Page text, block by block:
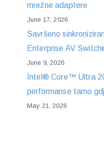
mrežne adaptere
June 17, 2026
Savršeno
Enterprise AV
June 9, 2026
Intel® Core™ Ultra
performanse tamo
May 21, 2026